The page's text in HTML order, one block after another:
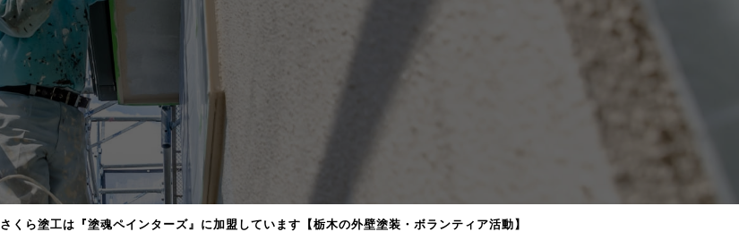
さくら塗工は『塗魂ペインターズ』に加盟しています【栃木の外壁塗装・ボランティア活動】